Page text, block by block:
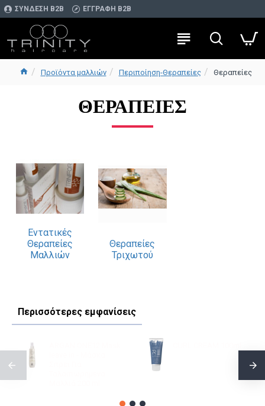
ΣΎΝΔΕΣΗ Β2Β ΕΓΓΡΑΦΉ Β2Β
Προϊόντα μαλλιών Περιποίηση-Θεραπείες Θεραπείες
ΘΕΡΑΠΕΊΕΣ
Εντατικές
Θεραπείες
Μαλλιών
Θεραπείες
Τριχωτού
Περισσότερες εμφανίσεις